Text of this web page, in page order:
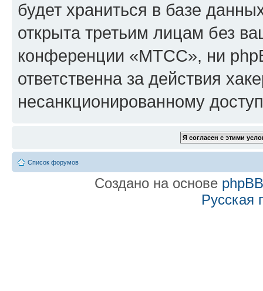
будет храниться в базе
открыта третьим лицам без
конференции «МТСС», ни
ответственна за действия
несанкционированному
Список форумов
Создано на основе phpBB
Русская